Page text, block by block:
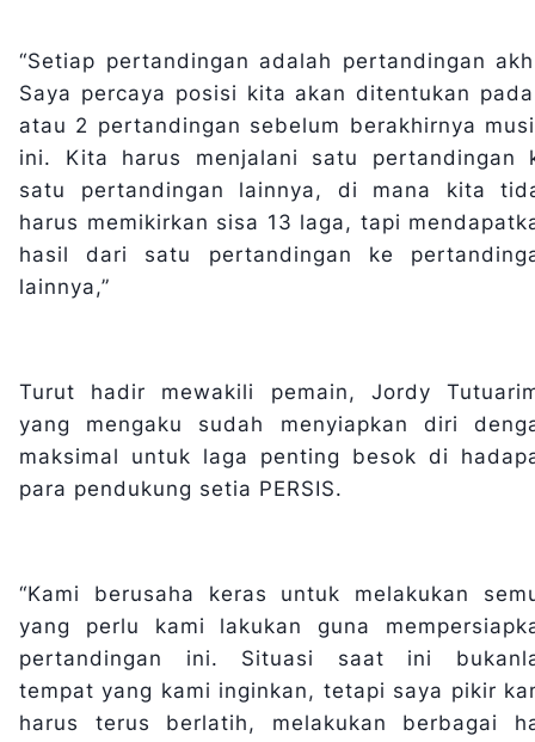
“Setiap pertandingan adalah pertandingan
Saya percaya posisi kita akan ditentukan
atau 2 pertandingan sebelum berakhirnya
ini. Kita harus menjalani satu pertandingan
satu pertandingan lainnya, di mana kita
harus memikirkan sisa 13 laga, tapi
hasil dari satu pertandingan ke
lainnya,”
Turut hadir mewakili pemain, Jordy
yang mengaku sudah menyiapkan diri
maksimal untuk laga penting besok di
para pendukung setia PERSIS.
“Kami berusaha keras untuk melakukan
yang perlu kami lakukan guna
pertandingan ini. Situasi saat ini
tempat yang kami inginkan, tetapi saya pikir
harus terus berlatih, melakukan berbagai